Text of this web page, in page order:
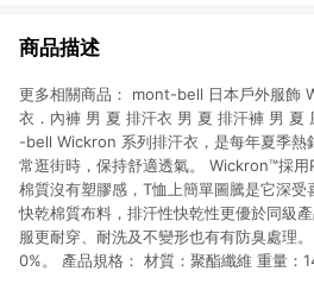
商品描述
更多相關商品： mont-bell 日本戶外服飾
衣．內褲 男 夏 排汗衣 男 夏 排汗褲 男 夏
-bell Wickron 系列排汗衣，是每年夏季熱
常逛街時，保持舒適透氣。 Wickron™採
棉質沒有塑膠感，T恤上簡單圖騰是它深
快乾棉質布料，排汗性快乾性更優於同級
服更耐穿、耐洗及不變形也有有防臭處理
0%。 產品規格： 材質：聚酯纖維 重量：